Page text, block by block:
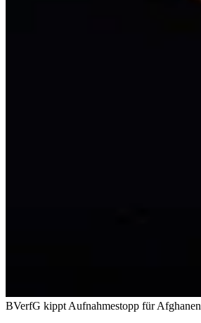
BVerfG kippt Aufnahmestopp für Afghanen